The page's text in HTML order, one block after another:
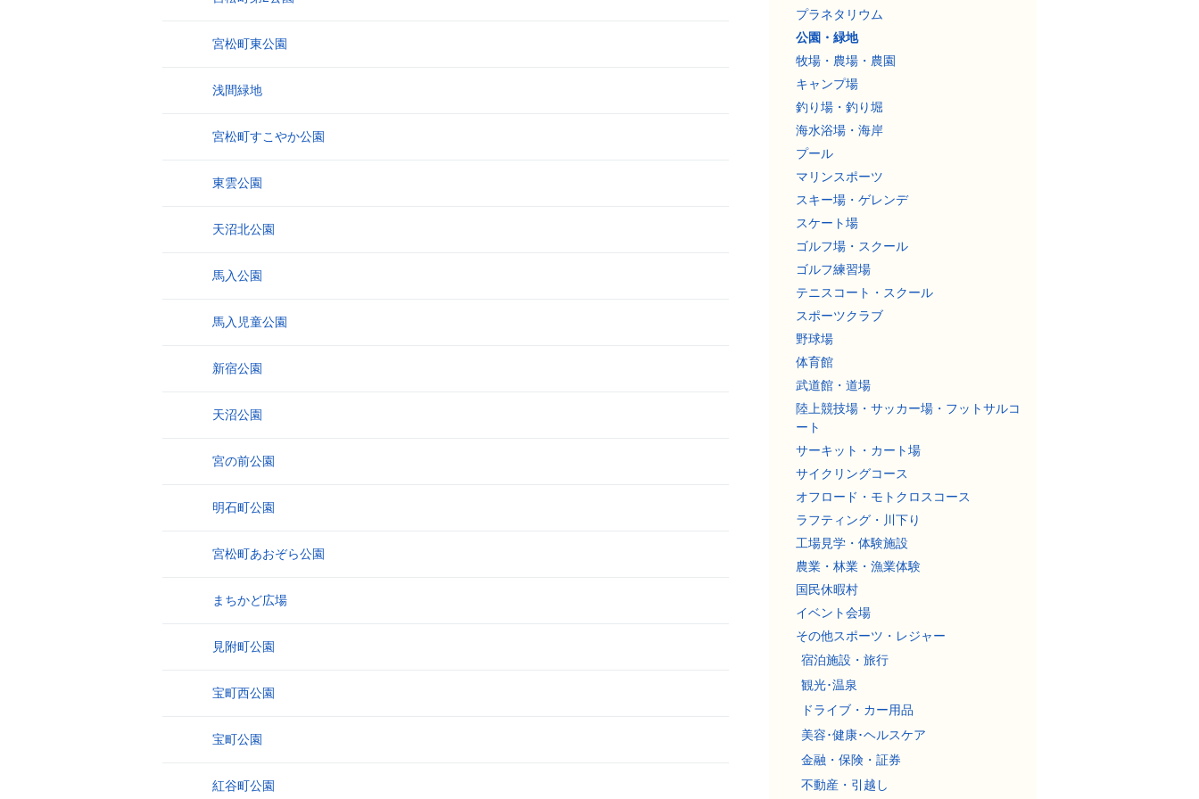
宮松町東公園
浅間緑地
宮松町すこやか公園
東雲公園
天沼北公園
馬入公園
馬入児童公園
新宿公園
天沼公園
宮の前公園
明石町公園
宮松町あおぞら公園
まちかど広場
見附町公園
宝町西公園
宝町公園
紅谷町公園
プラネタリウム
公園・緑地
牧場・農場・農園
キャンプ場
釣り場・釣り堀
海水浴場・海岸
プール
マリンスポーツ
スキー場・ゲレンデ
スケート場
ゴルフ場・スクール
ゴルフ練習場
テニスコート・スクール
スポーツクラブ
野球場
体育館
武道館・道場
陸上競技場・サッカー場・フットサルコ
ート
サーキット・カート場
サイクリングコース
オフロード・モトクロスコース
ラフティング・川下り
工場見学・体験施設
農業・林業・漁業体験
国民休暇村
イベント会場
その他スポーツ・レジャー
宿泊施設・旅行
観光･温泉
ドライブ・カー用品
美容･健康･ヘルスケア
金融・保険・証券
不動産・引越し